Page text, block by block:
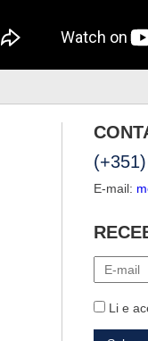
E-mail:
Li e